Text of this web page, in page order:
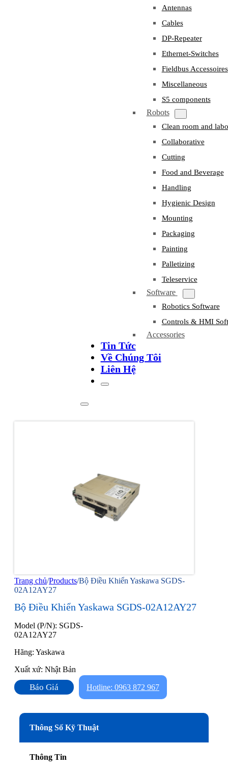
Antennas
Cables
DP-Repeater
Ethernet-Switches
Fieldbus Accessoires
Miscellaneous
S5 components
Robots
Clean room and
Collaborative
Cutting
Food and Beverage
Handling
Hygienic Design
Mounting
Packaging
Painting
Palletizing
Teleservice
Software
Robotics Software
Controls & HMI
Accessories
Tin Tức
Về Chúng Tôi
Liên Hệ
Trang chủ/Products/Bộ Điều Khiển Yaskawa SGDS-
02A12AY27
Bộ Điều Khiển Yaskawa SGDS-02A12AY27
Model (P/N): SGDS-
02A12AY27
Hãng: Yaskawa
Xuất xứ: Nhật Bản
Báo Giá Hotline: 0963 872 967
Thông Số Kỹ Thuật
Thông Tin